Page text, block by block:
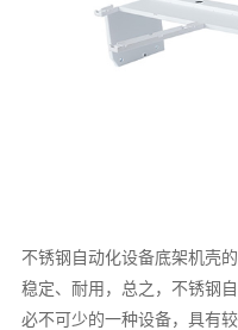
不锈钢自动化设备底架机壳
稳定、耐用，总之，不锈钢
必不可少的一种设备，具有